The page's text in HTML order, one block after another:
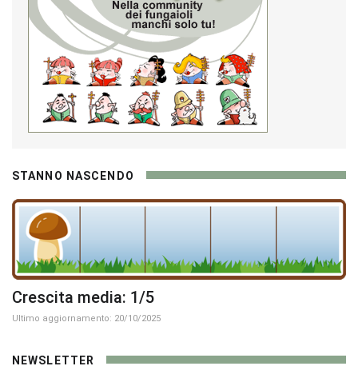
STANNO NASCENDO
Crescita media: 1/5
Ultimo aggiornamento: 20/10/2025
NEWSLETTER